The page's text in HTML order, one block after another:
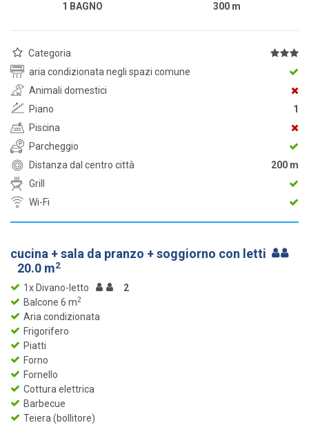
1 BAGNO 300 m
Categoria
aria condizionata negli spazi comune
Animali domestici
Piano
1
Piscina
Parcheggio
Distanza dal centro città
200 m
Grill
Wi-Fi
cucina + sala da pranzo + soggiorno con letti
20.0 m2
1x Divano-letto
2
Balcone 6 m2
Aria condizionata
Frigorifero
Piatti
Forno
Fornello
Cottura elettrica
Barbecue
Teiera (bollitore)